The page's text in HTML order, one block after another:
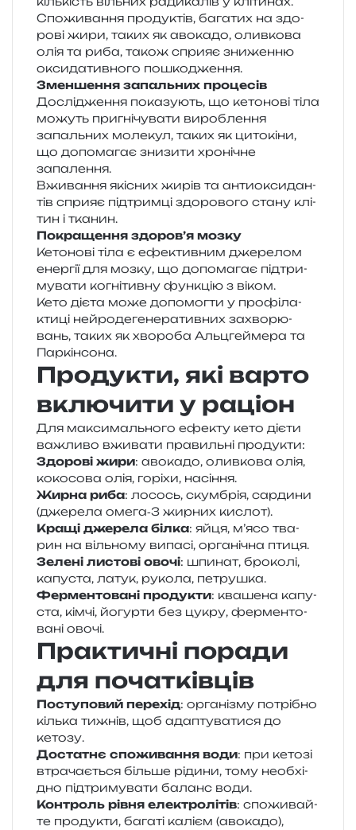
Споживання про­ду­ктів, бага­тих на здо­
ро­ві жири, таких як аво­ка­до, олив­ко­ва
олія та риба, також спри­яє зни­жен­ню
окси­да­тив­но­го пошкодження.
Зменшення запаль­них процесів
Дослідження пока­зу­ють, що кето­но­ві тіла
можуть при­гні­чу­ва­ти виро­бле­н­ня
запаль­них моле­кул, таких як цито­кі­ни,
що допо­ма­гає зни­зи­ти хро­ні­чне
запалення.
Вживання які­сних жирів та анти­о­кси­дан­
тів спри­яє під­трим­ці здо­ро­во­го стану клі­
тин і тканин.
Покращення здо­ро­в’я мозку
Кетонові тіла є ефе­ктив­ним дже­ре­лом
енер­гії для мозку, що допо­ма­гає під­три­
му­ва­ти когні­тив­ну фун­кцію з віком.
Кето дієта може допо­мог­ти у про­фі­ла­
кти­ці ней­ро­де­ге­не­ра­тив­них захво­рю­
вань, таких як хво­ро­ба Альцгеймера та
Паркінсона.
Продукти, які варто
включити у раціон
Для макси­маль­но­го ефе­кту кето дієти
важли­во вжи­ва­ти пра­виль­ні продукти:
Здорові жири: аво­ка­до, олив­ко­ва олія,
коко­со­ва олія, горі­хи, насіння.
Жирна риба: лосось, скум­брія, сар­ди­ни
(дже­ре­ла омега‑3 жир­них кислот).
Кращі дже­ре­ла білка: яйця, м’ясо тва­
рин на віль­но­му випа­сі, орга­ні­чна птиця.
Зелені листо­ві овочі: шпи­нат, бро­ко­лі,
капу­ста, латук, руко­ла, петрушка.
Ферментовані про­ду­кти: ква­ше­на капу­
ста, кімчі, йогур­ти без цукру, фер­мен­то­
ва­ні овочі.
Практичні поради
для початківців
Поступовий пере­хід: орга­ні­зму потрі­бно
кіль­ка тижнів, щоб ада­пту­ва­ти­ся до
кетозу.
Достатнє спо­жи­ва­н­ня води: при кето­зі
втра­ча­є­ться біль­ше ріди­ни, тому необ­хі­
дно під­три­му­ва­ти баланс води.
Контроль рівня еле­ктро­лі­тів: спо­жи­вай­
те про­ду­кти, бага­ті калі­єм (аво­ка­до),